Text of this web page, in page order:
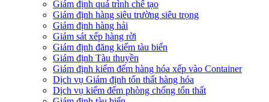
Giám định quá trình chế tạo
Giám định hàng siêu trường siêu trọng
Giám định hàng hải
Giám sát xếp hàng rời
Giám định đăng kiểm tàu biển
Giám định Tàu thuyền
Giám định kiểm đếm hàng hóa xếp vào Container
Dịch vụ Giám định tổn thất hàng hóa
Dịch vụ kiểm đếm phòng chống tổn thất